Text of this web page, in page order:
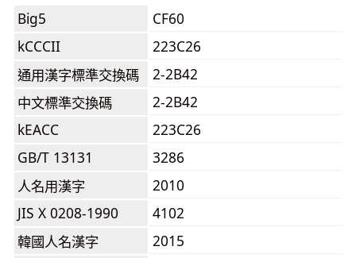
Big5
CF60
kCCCII
223C26
通用漢字標準交換碼
2-2B42
中文標準交換碼
2-2B42
kEACC
223C26
GB/T 13131
3286
人名用漢字
2010
JIS X 0208-1990
4102
韓國人名漢字
2015